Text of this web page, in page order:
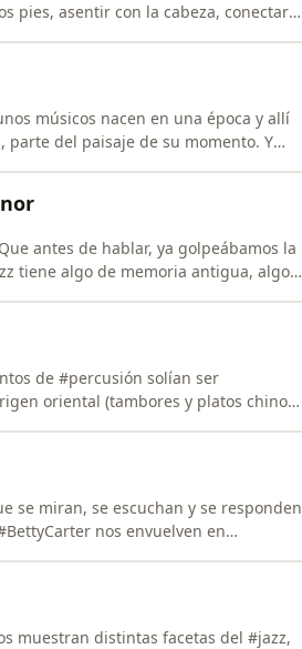
pies, asentir con la cabeza, conectar
músicos nacen en una época y allí
del paisaje de su momento. Y
antes de hablar, ya golpeábamos la
tiene algo de memoria antigua, algo
de #percusión solían ser
oriental (tambores y platos chinos),
se miran, se escuchan y se responden
nos envuelven en
muestran distintas facetas del #jazz,